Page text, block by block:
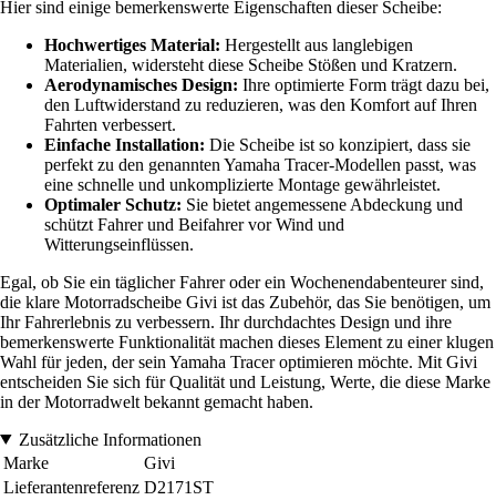
Hier sind einige bemerkenswerte Eigenschaften dieser Scheibe:
Hochwertiges Material: Hergestellt aus langlebigen
Materialien, widersteht diese Scheibe Stößen und Kratzern.
Aerodynamisches Design: Ihre optimierte Form trägt dazu bei,
den Luftwiderstand zu reduzieren, was den Komfort auf Ihren
Fahrten verbessert.
Einfache Installation: Die Scheibe ist so konzipiert, dass sie
perfekt zu den genannten Yamaha Tracer-Modellen passt, was
eine schnelle und unkomplizierte Montage gewährleistet.
Optimaler Schutz: Sie bietet angemessene Abdeckung und
schützt Fahrer und Beifahrer vor Wind und
Witterungseinflüssen.
Egal, ob Sie ein täglicher Fahrer oder ein Wochenendabenteurer sind,
die klare Motorradscheibe Givi ist das Zubehör, das Sie benötigen, um
Ihr Fahrerlebnis zu verbessern. Ihr durchdachtes Design und ihre
bemerkenswerte Funktionalität machen dieses Element zu einer klugen
Wahl für jeden, der sein Yamaha Tracer optimieren möchte. Mit Givi
entscheiden Sie sich für Qualität und Leistung, Werte, die diese Marke
in der Motorradwelt bekannt gemacht haben.
Zusätzliche Informationen
Marke
Givi
Lieferantenreferenz D2171ST